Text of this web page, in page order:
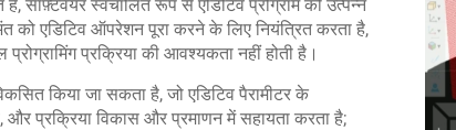
सॉफ़्टवेयर स्वचालित रूप से एडिटिव प्रोग्राम को उत्पन्न
एडिटिव ऑपरेशन पूरा करने के लिए नियंत्रित करता है,
प्रक्रिया की आवश्यकता नहीं होती है।
विकसित किया जा सकता है, जो एडिटिव पैरामीटर के
प्रक्रिया विकास और प्रमाणन में सहायता करता है;